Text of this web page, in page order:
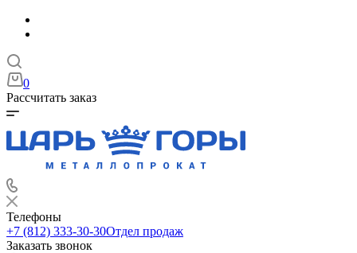
0
Рассчитать заказ
Телефоны
+7 (812) 333-30-30Отдел продаж
Заказать звонок